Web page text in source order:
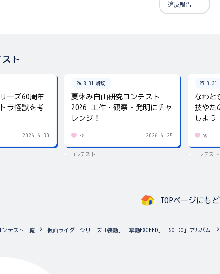
違反報告
スト
ーズ60周年
ラ怪獣を考
2026.6.30
26.8.31 締切
夏休み自由研究コンテスト
2026 工作・観察・発明にチャ
レンジ！
38 2026.6.25
コンテスト
27.3.31
なわと
技やた
しよう
79
コンテスト
TOPページにも
ンテスト一覧 仮面ライダーシリーズ「装動」「掌動EXCEED」「SO-DO」アルバム